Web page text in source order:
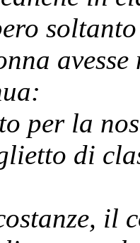
per la
di
il